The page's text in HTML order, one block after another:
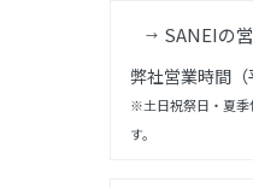
SANEIの
弊社営業時間
※土日祝祭日・夏季
す。